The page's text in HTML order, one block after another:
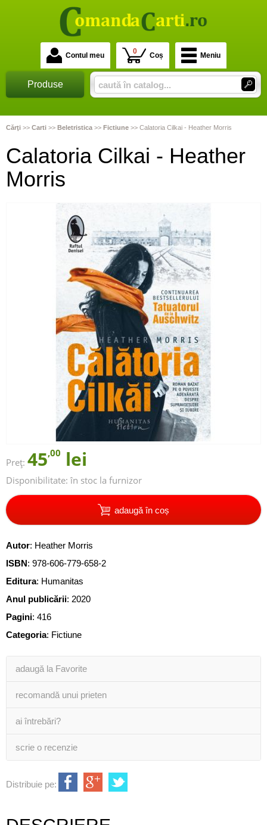
Contul meu 0 Coș Meniu
Produse
Cărţi >> Carti >> Beletristica >> Fictiune >> Calatoria Cilkai - Heather Morris
Calatoria Cilkai - Heather
Morris
Preț: 45,00 lei
Disponibilitate: în stoc la furnizor
adaugă în coș
Autor: Heather Morris
ISBN: 978-606-779-658-2
Editura: Humanitas
Anul publicării: 2020
Pagini: 416
Categoria: Fictiune
adaugă la Favorite
recomandă unui prieten
ai întrebări?
scrie o recenzie
Distribuie pe: